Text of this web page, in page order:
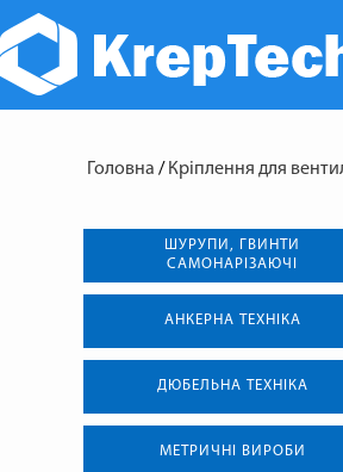
Головна / Кріплення для
ШУРУПИ, ГВИНТИ
САМОНАРІЗАЮЧІ
АНКЕРНА ТЕХНIКА
ДЮБЕЛЬНА ТЕХНІКА
МЕТРИЧНІ ВИРОБИ